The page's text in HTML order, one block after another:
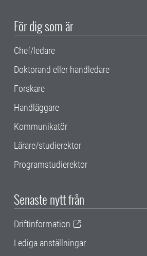
För dig som är
Chef/ledare
Doktorand eller handledare
Forskare
Handläggare
Kommunikatör
Lärare/studierektor
Programstudierektor
Senaste nytt från
Driftinformation
Lediga anställningar